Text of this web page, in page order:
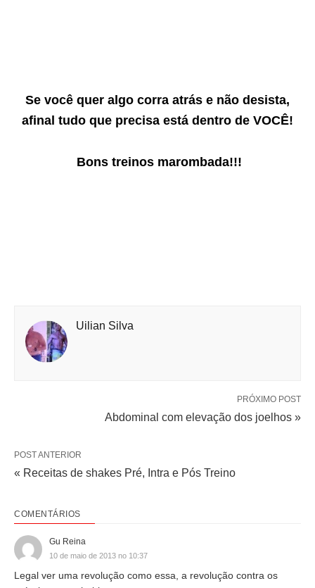
Se você quer algo corra atrás e não desista,
afinal tudo que precisa está dentro de VOCÊ!
Bons treinos marombada!!!
Uilian Silva
PRÓXIMO POST
Abdominal com elevação dos joelhos »
POST ANTERIOR
« Receitas de shakes Pré, Intra e Pós Treino
COMENTÁRIOS
Gu Reina
10 de maio de 2013 no 10:37
Legal ver uma revolução como essa, a revolução contra os